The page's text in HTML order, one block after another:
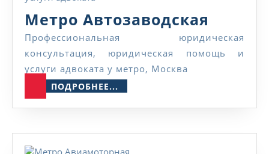
Метро Автозаводская
Профессиональная юридическая
консультация, юридическая помощь и
услуги адвоката у метро, Москва
ПОДРОБНЕЕ...